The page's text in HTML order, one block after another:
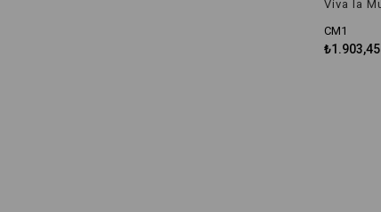
CM1
₺1.903,45